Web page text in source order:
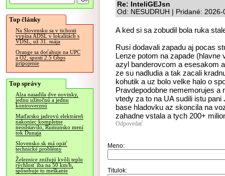
Top články
Na Slovensku sa v tichosti
vypína ADSL v lokalitách s
VDSL, už 31. mája
Orange sa doťahuje na UPC
a O2, spustí 2.5 Gbps
pripojenie
Top správy
Alza nasadila dve novinky,
jednu užitočnú a jednu
kontroverznú
Maďarsko jadrovú elektráreň
nakoniec kompletne
neodstavilo, Rumunsko mení
tok Dunaja
Slovensko.sk má opäť
technické problémy
Železnice znižujú kvôli teplu
rýchlosť iba na 50 km/h,
spôsobuje to meškanie
Re: InteliGEJsn
Od: NESUDRUH | Pridané:
A ked si sa zobudil bola ruka
Rusi dodavali zapadu aj pocas
Lenze potom na zapade
azyl banderovcom a esesakom
ze su nadludia a tak zacali
kohutik a uz bolo velke halo o
Pravdepodobne nememorujes a
vtedy za to na UA sudili istu
base hladovku az skoncila na
zahadne vstala a tych 200+
Odpovedať
Meno:
Titulok: